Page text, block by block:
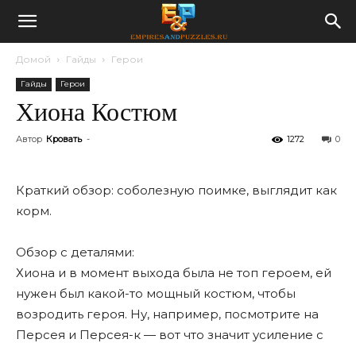
Домой Гайды Герои
Гайды Герои
Хиона Костюм
Автор Кровать - 0
1272
Краткий обзор: соболезную поимке, выглядит как
корм.
Обзор с деталями:
Хиона и в момент выхода была не топ героем, ей
нужен был какой-то мощный костюм, чтобы
возродить героя. Ну, например, посмотрите на
Персея и Персея-к — вот что значит усиление с